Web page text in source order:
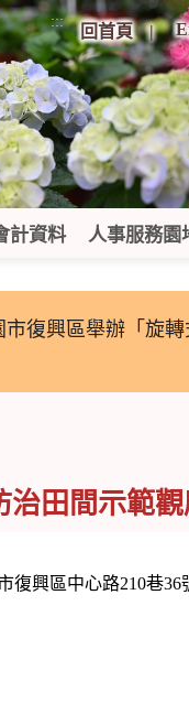
:::
回首頁
計資料 人事服務園
市復興區舉辦「旋
田間示範觀
復興區中心路210巷